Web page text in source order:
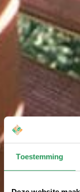
Toestemming